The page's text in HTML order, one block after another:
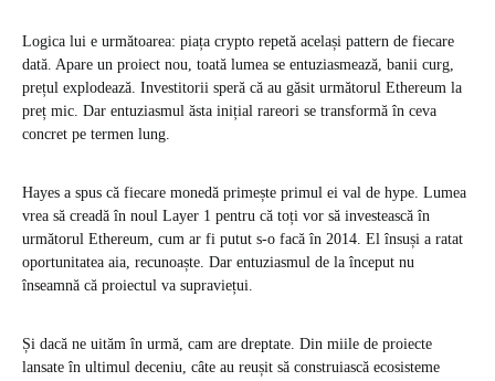
Logica lui e următoarea: piața crypto repetă același pattern de fiecare
dată. Apare un proiect nou, toată lumea se entuziasmează, banii curg,
prețul explodează. Investitorii speră că au găsit următorul Ethereum la
preț mic. Dar entuziasmul ăsta inițial rareori se transformă în ceva
concret pe termen lung.
Hayes a spus că fiecare monedă primește primul ei val de hype. Lumea
vrea să creadă în noul Layer 1 pentru că toți vor să investească în
următorul Ethereum, cum ar fi putut s-o facă în 2014. El însuși a ratat
oportunitatea aia, recunoaște. Dar entuziasmul de la început nu
înseamnă că proiectul va supraviețui.
Și dacă ne uităm în urmă, cam are dreptate. Din miile de proiecte
lansate în ultimul deceniu, câte au reușit să construiască ecosisteme